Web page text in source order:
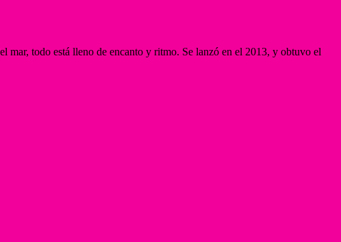
todo está lleno de encanto y ritmo. Se lanzó en el 2013, y obtuvo el